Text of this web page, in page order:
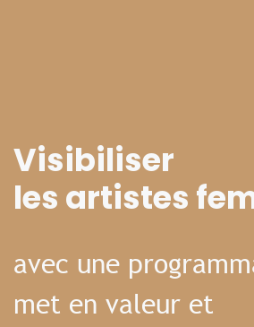
Visibiliser
les artistes
avec une
met en valeur et